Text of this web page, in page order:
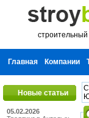
Главная Компании
Новые статьи
05.02.2026